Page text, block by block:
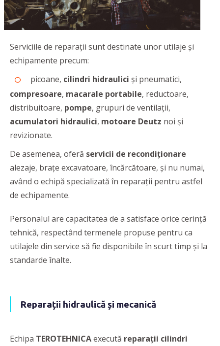
Serviciile de reparații sunt destinate unor utilaje și
echipamente precum:
picoane, cilindri hidraulici și pneumatici,
compresoare, macarale portabile, reductoare,
distribuitoare, pompe, grupuri de ventilații,
acumulatori hidraulici, motoare Deutz noi și
revizionate.
De asemenea, oferă servicii de recondiționare
alezaje, brațe excavatoare, încărcătoare, și nu numai,
având o echipă specializată în reparații pentru astfel
de echipamente.
Personalul are capacitatea de a satisface orice cerință
tehnică, respectând termenele propuse pentru ca
utilajele din service să fie disponibile în scurt timp și la
standarde înalte.
Reparații hidraulică și mecanică
Echipa TEROTEHNICAexecută reparații cilindri